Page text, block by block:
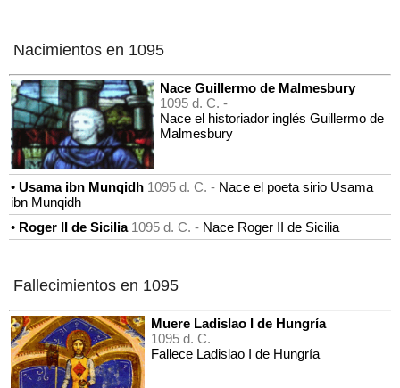
Nacimientos en 1095
Nace Guillermo de Malmesbury
1095 d. C. -
Nace el historiador inglés Guillermo de
Malmesbury
• Usama ibn Munqidh 1095 d. C. - Nace el poeta sirio Usama
ibn Munqidh
• Roger II de Sicilia 1095 d. C. - Nace Roger II de Sicilia
Fallecimientos en 1095
Muere Ladislao I de Hungría
1095 d. C.
Fallece Ladislao I de Hungría